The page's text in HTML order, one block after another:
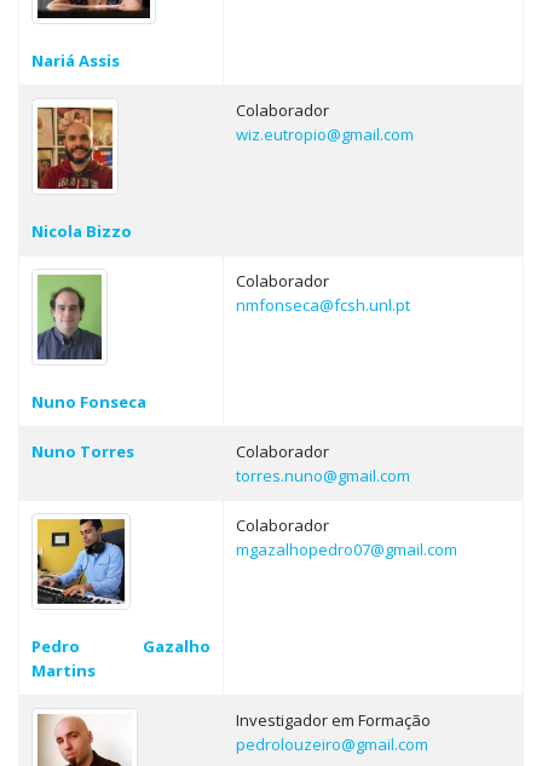
Nariá Assis
Nicola Bizzo
Colaborador
wiz.eutropio@gmail.com
Nuno Fonseca
Colaborador
nmfonseca@fcsh.unl.pt
Nuno Torres
Colaborador
torres.nuno@gmail.com
Pedro Gazalho
Martins
Colaborador
mgazalhopedro07@gmail.com
Investigador em Formação
pedrolouzeiro@gmail.com